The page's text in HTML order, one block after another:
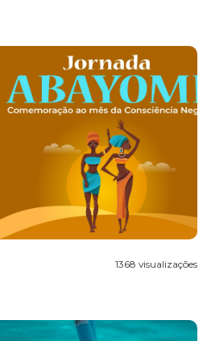
1368 visualizações